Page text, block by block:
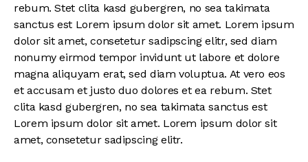
rebum. Stet clita kasd gubergren, no sea takimata
sanctus est Lorem ipsum dolor sit amet. Lorem ipsum
dolor sit amet, consetetur sadipscing elitr, sed diam
nonumy eirmod tempor invidunt ut labore et dolore
magna aliquyam erat, sed diam voluptua. At vero eos
et accusam et justo duo dolores et ea rebum. Stet
clita kasd gubergren, no sea takimata sanctus est
Lorem ipsum dolor sit amet. Lorem ipsum dolor sit
amet, consetetur sadipscing elitr.